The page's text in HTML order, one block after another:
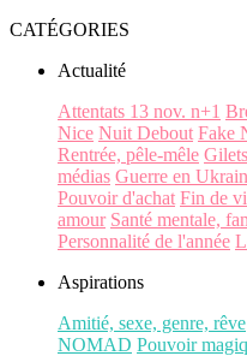
CATÉGORIES
Actualité
Attentats 13 nov. n+1
Nice Nuit Debout Fake
Rentrée, pêle-mêle
médias Guerre en
Pouvoir d'achat Fin de
amour Santé mentale,
Personnalité de l'année
Aspirations
Amitié, sexe, genre, rêve
NOMAD Pouvoir